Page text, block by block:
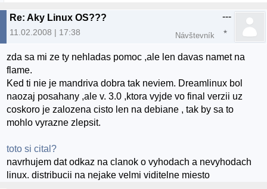
Re: Aky Linux OS???
11.02.2008 | 17:38
---
Návštevník
zda sa mi ze ty nehladas pomoc ,ale len davas namet na
flame.
Ked ti nie je mandriva dobra tak neviem. Dreamlinux bol
naozaj posahany ,ale v. 3.0 ,ktora vyjde vo final verzii uz
coskoro je zalozena cisto len na debiane , tak by sa to
mohlo vyrazne zlepsit.
toto si cital?
navrhujem dat odkaz na clanok o vyhodach a nevyhodach
linux. distribucii na nejake velmi viditelne miesto